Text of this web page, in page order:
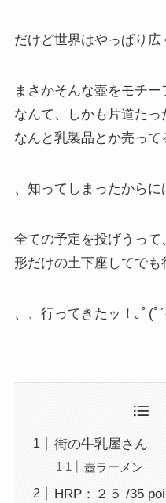
だけど世界はやっぱり広
まさかそんな壺をモチ
なんて、しかも片道た
なんと乳製品とか売って
、知ってしまったからに
全ての予定を投げうっ
形だけの土下座してでも
、、行ってきたッ！｡ﾟ(ﾟ
街の牛乳屋さん
壺ラーメン
HRP：２５ /35